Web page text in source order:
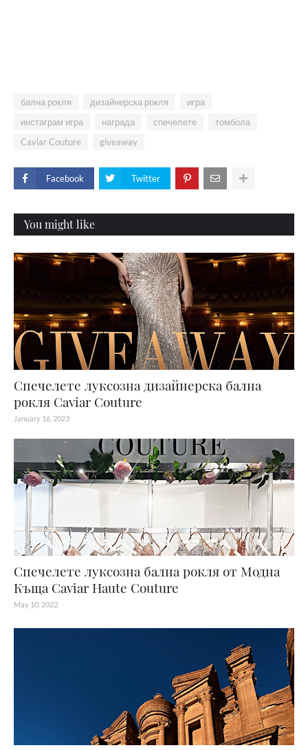
бална рокля дизайнерска рокля
игра
инстаграм игра
награда спечелете
томбола
Caviar Couture
giveaway
Facebook Twitter
You might like
Спечелете луксозна дизайнерска бална
рокля Caviar Couture
January 16, 2023
Спечелете луксозна бална рокля от Модна
Къща Caviar Haute Couture
May 10, 2022